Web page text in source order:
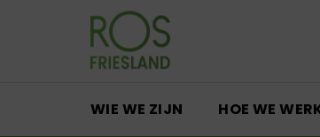
WIE WE ZIJN HOE WE